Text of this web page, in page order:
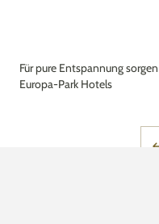
Für pure Entspannung
Europa-Park Hotels